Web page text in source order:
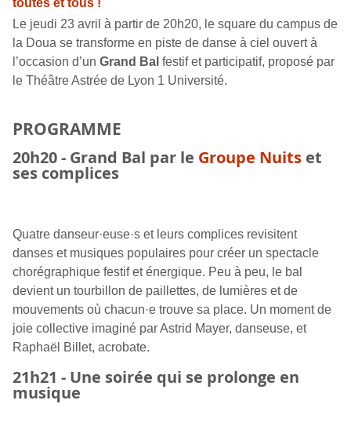
Le jeudi 23 avril à partir de 20h20, le square du campus de
la Doua se transforme en piste de danse à ciel ouvert à
l’occasion d’un Grand Bal festif et participatif, proposé par
le Théâtre Astrée de Lyon 1 Université.
PROGRAMME
20h20- Grand Bal par le Groupe Nuits et
ses complices
Quatre danseur·euse·s et leurs complices revisitent
danses et musiques populaires pour créer un spectacle
chorégraphique festif et énergique. Peu à peu, le bal
devient un tourbillon de paillettes, de lumières et de
mouvements où chacun·e trouve sa place. Un moment de
joie collective imaginé par Astrid Mayer, danseuse, et
Raphaël Billet, acrobate.
21h21 - Une soirée qui se prolonge en
musique